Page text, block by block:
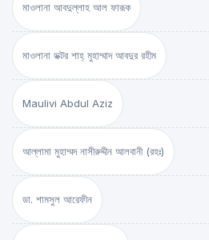
মাওলানা আবদুল্লাহ আল ফারূক
মাওলানা ডক্টর শাহ্‌ মুহাম্মাদ আবদুর রহীম
Maulivi Abdul Aziz
আল্লামা মুহাম্মদ নাসীরুদ্দীন আলবানী (রহঃ)
ডা. শামসুল আরেফীন